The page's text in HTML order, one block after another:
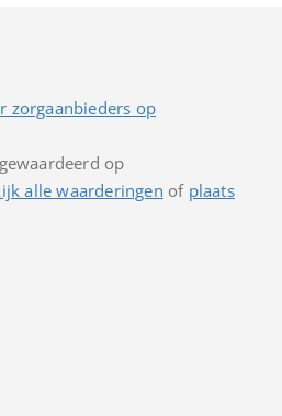
op
alle waarderingen of plaats